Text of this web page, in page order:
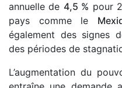
annuelle de 4,5 % pour
pays comme le
également des signes
des périodes de
L’augmentation du